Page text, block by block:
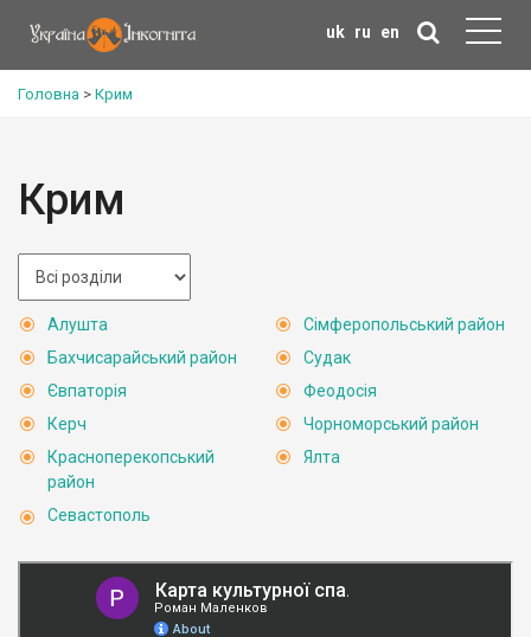
uk ru en
Головна > Крим
Крим
Алушта
Бахчисарайський район
Євпаторія
Керч
Красноперекопський
район
Севастополь
Сімферопольський район
Судак
Феодосія
Чорноморський район
Ялта